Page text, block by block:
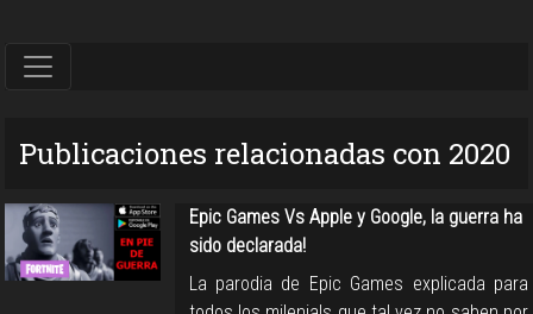
Publicaciones relacionadas con 2020
Epic Games Vs Apple y Google, la guerra ha
sido declarada!
La parodia de Epic Games explicada para